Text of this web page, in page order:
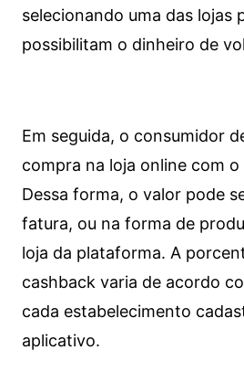
selecionando uma das lojas
possibilitam o dinheiro de
Em seguida, o consumidor
compra na loja online com
Dessa forma, o valor pode
fatura, ou na forma de
loja da plataforma. A
cashback varia de acordo
cada estabelecimento
aplicativo.